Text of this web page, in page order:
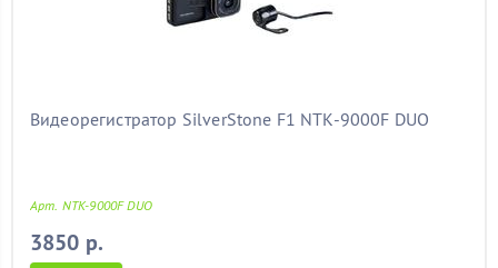
Видеорегистратор SilverStone F1 NTK-9000F DUO
Арт. NTK-9000F DUO
3850 р.